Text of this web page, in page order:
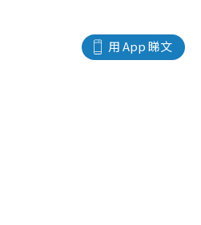
用 App 睇文